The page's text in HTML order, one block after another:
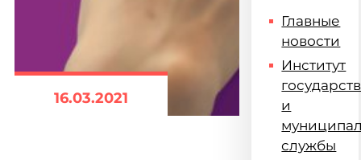
16.03.2021
Главные
новости
Институт
и
службы